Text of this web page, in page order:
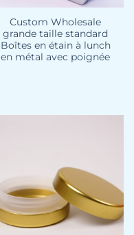
Custom Wholesale
grande taille standard
Boîtes en étain à lunch
en métal avec poignée